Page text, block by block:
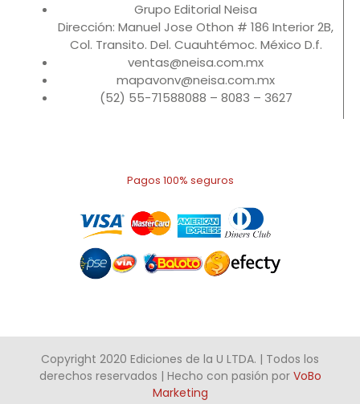
Grupo Editorial Neisa
Dirección: Manuel Jose Othon # 186 Interior 2B,
Col. Transito. Del. Cuauhtémoc. México D.f.
ventas@neisa.com.mx
mapavonv@neisa.com.mx
(52) 55-71588088 – 8083 – 3627
Pagos 100% seguros
Copyright 2020 Ediciones de la U LTDA. | Todos los
derechos reservados | Hecho con pasión por VoBo
Marketing